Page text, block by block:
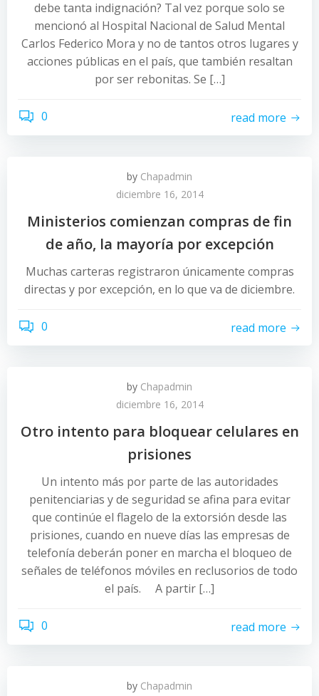
debe tanta indignación? Tal vez porque solo se
mencionó al Hospital Nacional de Salud Mental
Carlos Federico Mora y no de tantos otros lugares y
acciones públicas en el país, que también resaltan
por ser rebonitas. Se […]
0 read more
by Chapadmin
diciembre 16, 2014
Ministerios comienzan compras de fin
de año, la mayoría por excepción
Muchas carteras registraron únicamente compras
directas y por excepción, en lo que va de diciembre.
0 read more
by Chapadmin
diciembre 16, 2014
Otro intento para bloquear celulares en
prisiones
Un intento más por parte de las autoridades
penitenciarias y de seguridad se afina para evitar
que continúe el flagelo de la extorsión desde las
prisiones, cuando en nueve días las empresas de
telefonía deberán poner en marcha el bloqueo de
señales de teléfonos móviles en reclusorios de todo
el país. A partir […]
0 read more
by Chapadmin